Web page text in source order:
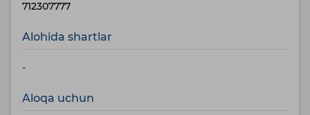
712307777
Alohida shartlar
-
Aloqa uchun